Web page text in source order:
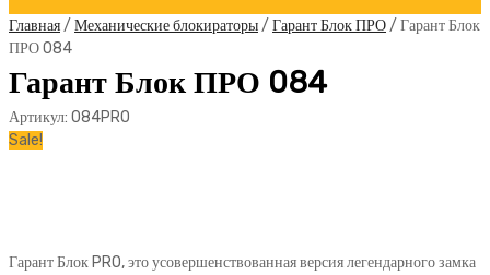
Главная/ Механические блокираторы/ Гарант Блок ПРО/ Гарант Блок
ПРО 084
Гарант Блок ПРО 084
Артикул: 084PRO
Sale!
Гарант Блок PRO, это усовершенствованная версия легендарного замка